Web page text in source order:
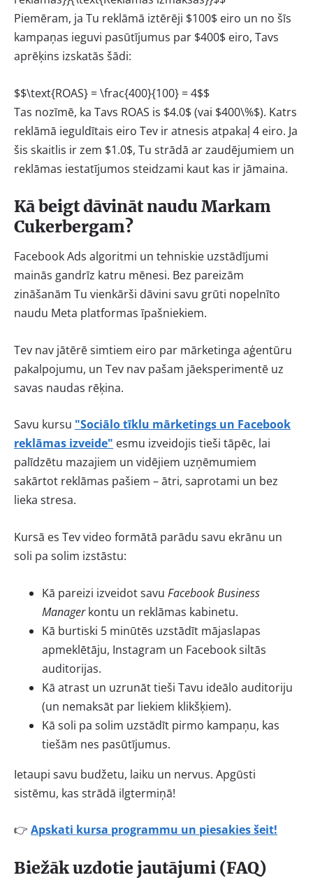
Piemēram, ja Tu reklāmā iztērēji $100$ eiro un no šīs
kampaņas ieguvi pasūtījumus par $400$ eiro, Tavs
aprēķins izskatās šādi:
$$\text{ROAS} = \frac{400}{100} = 4$$
Tas nozīmē, ka Tavs ROAS is $4.0$(vai $400\%$). Katrs
reklāmā ieguldītais eiro Tev ir atnesis atpakaļ 4 eiro. Ja
šis skaitlis ir zem $1.0$, Tu strādā ar zaudējumiem un
reklāmas iestatījumos steidzami kaut kas ir jāmaina.
Kā beigt dāvināt naudu Markam
Cukerbergam?
Facebook Ads algoritmi un tehniskie uzstādījumi
mainās gandrīz katru mēnesi. Bez pareizām
zināšanām Tu vienkārši dāvini savu grūti nopelnīto
naudu Meta platformas īpašniekiem.
Tev nav jātērē simtiem eiro par mārketinga aģentūru
pakalpojumu, un Tev nav pašam jāeksperimentē uz
savas naudas rēķina.
Savu kursu "Sociālo tīklu mārketings un Facebook
reklāmas izveide" esmu izveidojis tieši tāpēc, lai
palīdzētu mazajiem un vidējiem uzņēmumiem
sakārtot reklāmas pašiem – ātri, saprotami un bez
lieka stresa.
Kursā es Tev video formātā parādu savu ekrānu un
soli pa solim izstāstu:
Kā pareizi izveidot savu Facebook Business
Managerkontu un reklāmas kabinetu.
Kā burtiski 5 minūtēs uzstādīt mājaslapas
apmeklētāju, Instagram un Facebook siltās
auditorijas.
Kā atrast un uzrunāt tieši Tavu ideālo auditoriju
(un nemaksāt par liekiem klikšķiem).
Kā soli pa solim uzstādīt pirmo kampaņu, kas
tiešām nes pasūtījumus.
Ietaupi savu budžetu, laiku un nervus. Apgūsti
sistēmu, kas strādā ilgtermiņā!
👉 Apskati kursa programmu un piesakies šeit!
Biežāk uzdotie jautājumi (FAQ)